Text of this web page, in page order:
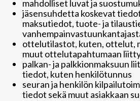
mahdolliset luvat ja
jäsensuhdetta koskevat
maksutiedot, tuote- ja
ottelutilastot, kuten, ottelut,
muut ottelutapahtumaan
palkan- ja palkkionmaksuun
tiedot, kuten henkilötunnus
seuran ja henkilön
tiedot sekä muut asiakkaan